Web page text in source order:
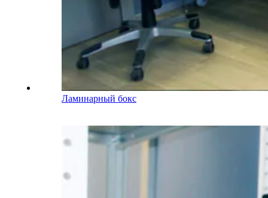
Ламинарный бокс